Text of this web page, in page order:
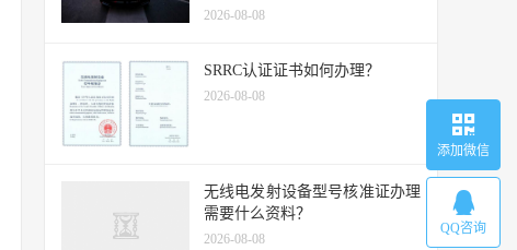
2026-08-08
SRRC认证证书如何办理？
2026-08-08
无线电发射设备型号核准证办理
需要什么资料？
2026-08-08
添加微信
QQ咨询